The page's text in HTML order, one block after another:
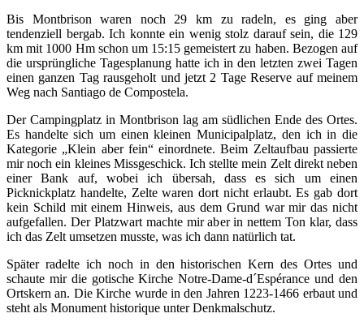
Bis Montbrison waren noch 29 km zu radeln, es ging aber
tendenziell bergab. Ich konnte ein wenig stolz darauf sein, die 129
km mit 1000 Hm schon um 15:15 gemeistert zu haben. Bezogen auf
die ursprüngliche Tagesplanung hatte ich in den letzten zwei Tagen
einen ganzen Tag rausgeholt und jetzt 2 Tage Reserve auf meinem
Weg nach Santiago de Compostela.
Der Campingplatz in Montbrison lag am südlichen Ende des Ortes.
Es handelte sich um einen kleinen Municipalplatz, den ich in die
Kategorie „Klein aber fein“ einordnete. Beim Zeltaufbau passierte
mir noch ein kleines Missgeschick. Ich stellte mein Zelt direkt neben
einer Bank auf, wobei ich übersah, dass es sich um einen
Picknickplatz handelte, Zelte waren dort nicht erlaubt. Es gab dort
kein Schild mit einem Hinweis, aus dem Grund war mir das nicht
aufgefallen. Der Platzwart machte mir aber in nettem Ton klar, dass
ich das Zelt umsetzen musste, was ich dann natürlich tat.
Später radelte ich noch in den historischen Kern des Ortes und
schaute mir die gotische Kirche Notre-Dame-d´Espérance und den
Ortskern an. Die Kirche wurde in den Jahren 1223-1466 erbaut und
steht als Monument historique unter Denkmalschutz.